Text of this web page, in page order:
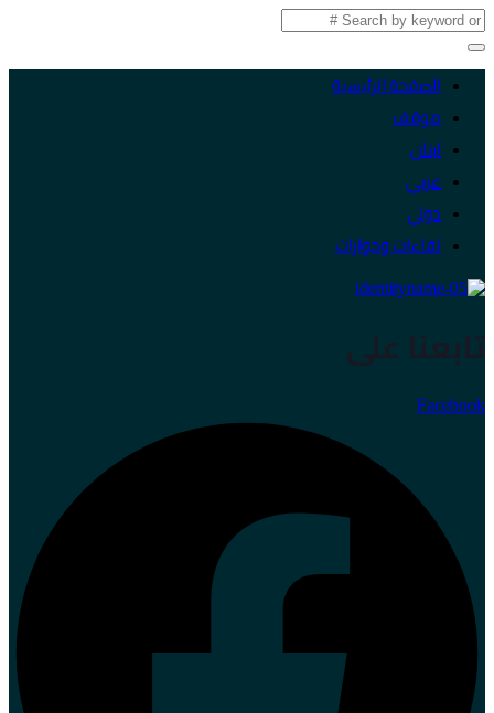
الصفحة الرئيسية
موقف
لبنان
عربي
دولي
لقاءات وحوارات
تابعنا على
Facebook